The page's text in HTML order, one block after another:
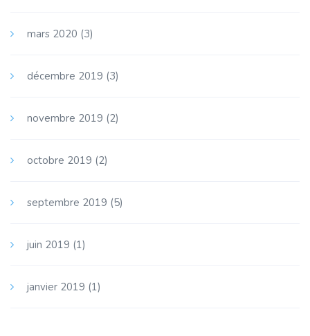
mars 2020 (3)
décembre 2019 (3)
novembre 2019 (2)
octobre 2019 (2)
septembre 2019 (5)
juin 2019 (1)
janvier 2019 (1)